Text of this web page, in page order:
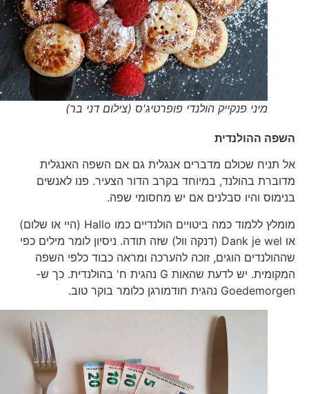
מיני פנקייק הולנדי פופרטיג'ס (צילום דני בר)
השפה ההולנדית
אל תניח שכולם מדברים אנגלית גם אם השפה האנגלית
מדוברת בהולנד, במיוחד בקרב הדור הצעיר. פנו לאנשים
בנימוס והיו סבלנים אם יש מחסומי שפה.
מומלץ ללמוד כמה ביטויים הולנדיים כמו Hallo (היי או שלום)
או Dank je wel (דנקה וול) שזה תודה. ניסיון לומר מילים כפי
שההולנדים הוגים, זוכה להערכה ומראה כבוד כלפי השפה
המקומית. יש לדעת שהאות G נהגית ח' בהולנדית. כך ש-
Goedemorgen נהגית חודמורגן כלומר בוקר טוב.